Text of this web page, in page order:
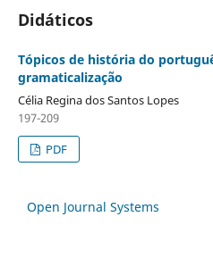
Didáticos
Tópicos de história do
gramaticalização
Célia Regina dos Santos Lopes
197-209
PDF
Open Journal Systems